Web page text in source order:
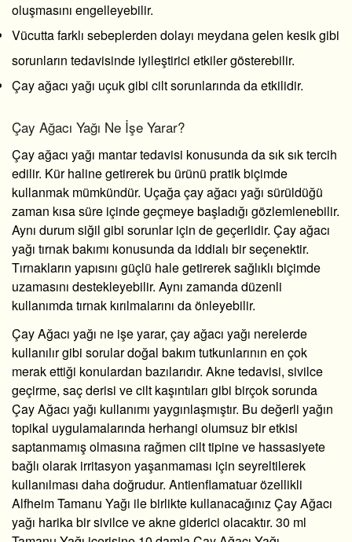
oluşmasını engelleyebilir.
Vücutta farklı sebeplerden dolayı meydana gelen kesik gibi
sorunların tedavisinde iyileştirici etkiler gösterebilir.
Çay ağacı yağı uçukgibi cilt sorunlarında da etkilidir.
Çay Ağacı Yağı Ne İşe Yarar?
Çay ağacı yağı mantar tedavisi konusunda da sık sık tercih
edilir. Kür haline getirerek bu ürünü pratik biçimde
kullanmak mümkündür. Uçağa çay ağacı yağı sürüldüğü
zaman kısa süre içinde geçmeye başladığı gözlemlenebilir.
Aynı durum siğil gibi sorunlar için de geçerlidir. Çay ağacı
yağı tırnak bakımı konusunda da iddialı bir seçenektir.
Tırnakların yapısını güçlü hale getirerek sağlıklı biçimde
uzamasını destekleyebilir. Aynı zamanda düzenli
kullanımda tırnak kırılmalarını da önleyebilir.
Çay Ağacı yağı ne işe yarar, çay ağacı yağı nerelerde
kullanılır gibi sorular doğal bakım tutkunlarının en çok
merak ettiği konulardan bazılarıdır. Akne tedavisi, sivilce
geçirme, saç derisi ve cilt kaşıntıları gibi birçok sorunda
Çay Ağacı yağı kullanımı yaygınlaşmıştır. Bu değerli yağın
topikal uygulamalarında herhangi olumsuz bir etkisi
saptanmamış olmasına rağmen cilt tipine ve hassasiyete
bağlı olarak irritasyon yaşanmaması için seyreltilerek
kullanılması daha doğrudur. Antienflamatuar özellikli
Alfheim Tamanu Yağı ile birlikte kullanacağınız Çay Ağacı
yağı harika bir sivilce ve akne giderici olacaktır. 30 ml